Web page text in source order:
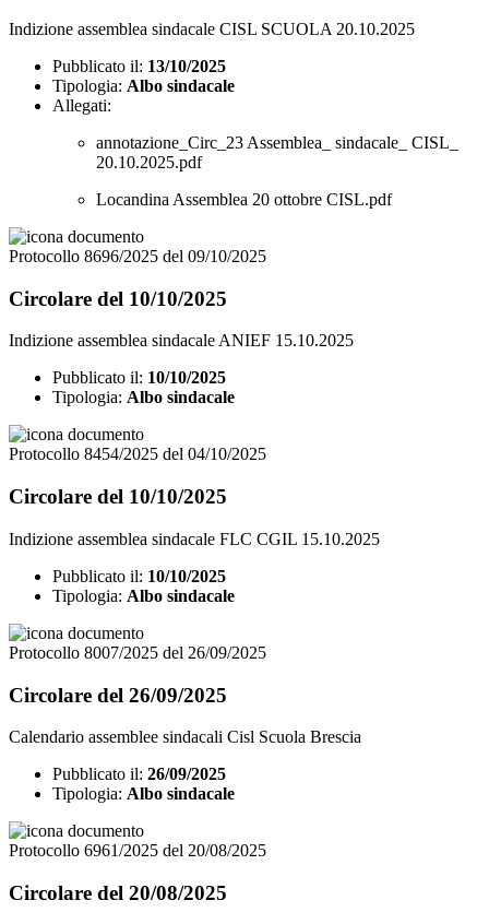
Indizione assemblea sindacale CISL SCUOLA 20.10.2025
Pubblicato il: 13/10/2025
Tipologia: Albo sindacale
Allegati:
annotazione_Circ_23 Assemblea_ sindacale_ CISL_
20.10.2025.pdf
Locandina Assemblea 20 ottobre CISL.pdf
Protocollo 8696/2025 del 09/10/2025
Circolare del 10/10/2025
Indizione assemblea sindacale ANIEF 15.10.2025
Pubblicato il: 10/10/2025
Tipologia: Albo sindacale
Protocollo 8454/2025 del 04/10/2025
Circolare del 10/10/2025
Indizione assemblea sindacale FLC CGIL 15.10.2025
Pubblicato il: 10/10/2025
Tipologia: Albo sindacale
Protocollo 8007/2025 del 26/09/2025
Circolare del 26/09/2025
Calendario assemblee sindacali Cisl Scuola Brescia
Pubblicato il: 26/09/2025
Tipologia: Albo sindacale
Protocollo 6961/2025 del 20/08/2025
Circolare del 20/08/2025